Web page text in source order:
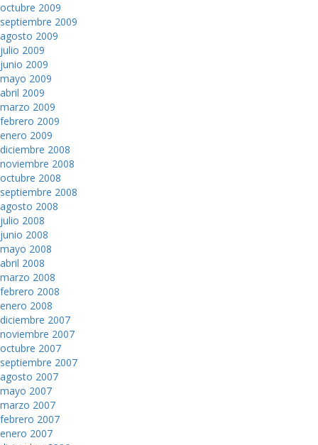
octubre 2009
septiembre 2009
agosto 2009
julio 2009
junio 2009
mayo 2009
abril 2009
marzo 2009
febrero 2009
enero 2009
diciembre 2008
noviembre 2008
octubre 2008
septiembre 2008
agosto 2008
julio 2008
junio 2008
mayo 2008
abril 2008
marzo 2008
febrero 2008
enero 2008
diciembre 2007
noviembre 2007
octubre 2007
septiembre 2007
agosto 2007
mayo 2007
marzo 2007
febrero 2007
enero 2007